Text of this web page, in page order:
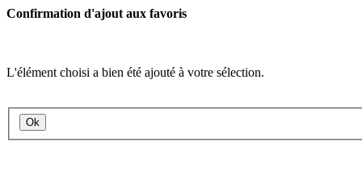
Confirmation d'ajout aux favoris
L'élément choisi a bien été ajouté à votre sélection.